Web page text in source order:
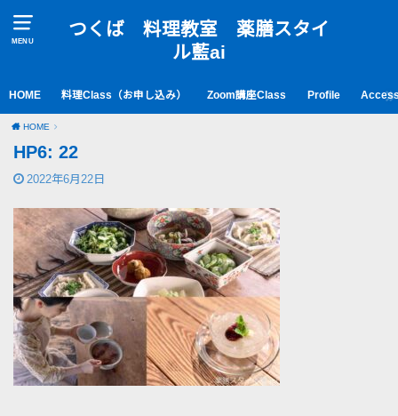
MENU
つくば 料理教室 薬膳スタイ
ル藍ai
HOME 料理Class（お申し込み） Zoom講座Class Profile
HOME
HP6: 22
2022年6月22日